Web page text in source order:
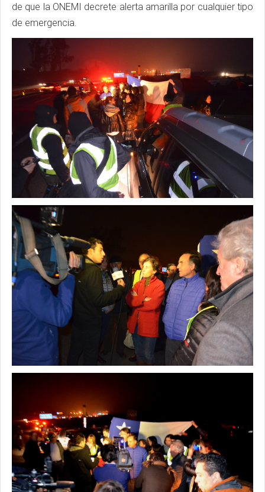
de que la ONEMI decrete alerta amarilla por cualquier tipo
de emergencia.